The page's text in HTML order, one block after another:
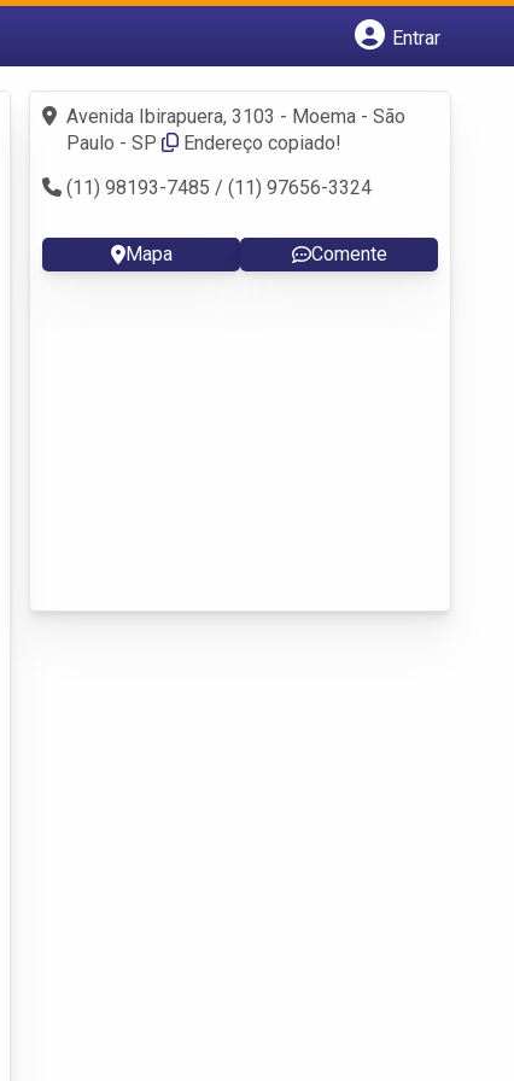
Entrar
Fazer login
Criar conta
Avenida Ibirapuera, 3103 - Moema - São
Paulo - SP
Endereço copiado!
(11) 98193-7485 / (11) 97656-3324
Mapa Comente